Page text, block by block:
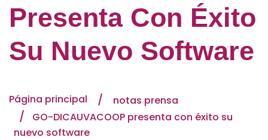
Presenta Con Éxito
Su Nuevo Software
Página principal
notas prensa
GO-DICAUVACOOP presenta con éxito su
nuevo software